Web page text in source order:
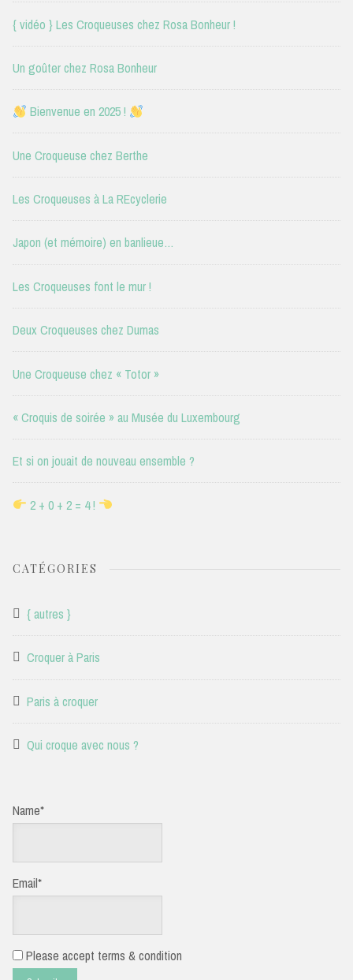
{ vidéo } Les Croqueuses chez Rosa Bonheur !
Un goûter chez Rosa Bonheur
Bienvenue en 2025 !
Une Croqueuse chez Berthe
Les Croqueuses à La REcyclerie
Japon (et mémoire) en banlieue…
Les Croqueuses font le mur !
Deux Croqueuses chez Dumas
Une Croqueuse chez « Totor »
« Croquis de soirée » au Musée du Luxembourg
Et si on jouait de nouveau ensemble ?
2 + 0 + 2 = 4 !
CATÉGORIES
{ autres }
Croquer à Paris
Paris à croquer
Qui croque avec nous ?
Name*
Email*
Please accept terms & condition